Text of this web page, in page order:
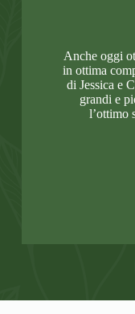
Anche oggi
in ottima
di Jessica e
grandi e
l’ottimo